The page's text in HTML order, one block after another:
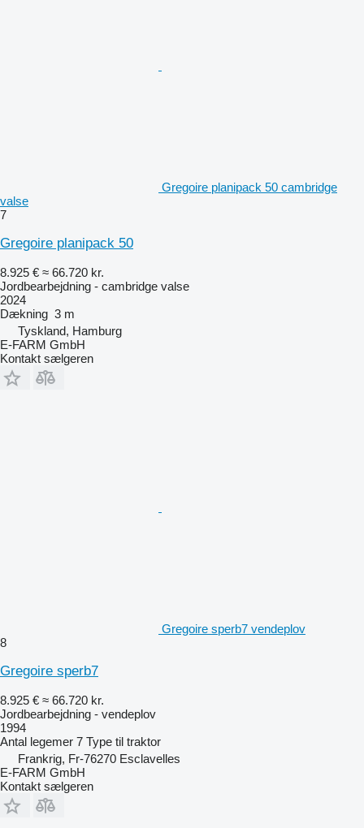
Gregoire planipack 50 cambridge
valse
7
Gregoire planipack 50
8.925 € ≈ 66.720 kr.
Jordbearbejdning - cambridge valse
2024
Dækning 3 m
Tyskland, Hamburg
E-FARM GmbH
Kontakt sælgeren
Gregoire sperb7 vendeplov
8
Gregoire sperb7
8.925 € ≈ 66.720 kr.
Jordbearbejdning - vendeplov
1994
Antal legemer 7 Type til traktor
Frankrig, Fr-76270 Esclavelles
E-FARM GmbH
Kontakt sælgeren